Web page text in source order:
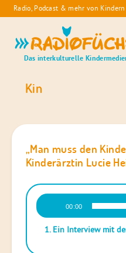
Skip
to
Radio, Podcast & mehr von
Radiofüchse
Das interkulturelle
Kin
„Man muss den
Kinderärztin Lucie
Audio-
Player
00:00